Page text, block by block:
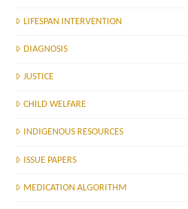
LIFESPAN INTERVENTION
DIAGNOSIS
JUSTICE
CHILD WELFARE
INDIGENOUS RESOURCES
ISSUE PAPERS
MEDICATION ALGORITHM